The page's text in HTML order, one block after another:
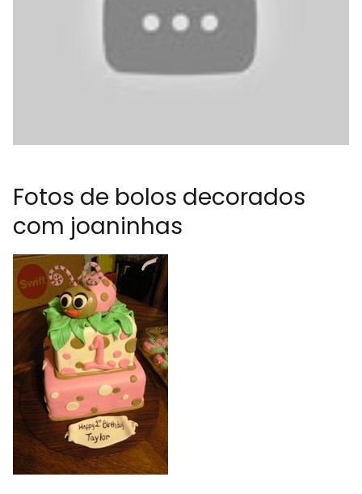
Fotos de bolos decorados
com joaninhas